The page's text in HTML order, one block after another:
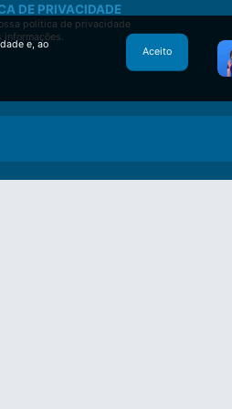
DE PRIVACIDADE
política de privacidade
informações.
e, ao
Aceito